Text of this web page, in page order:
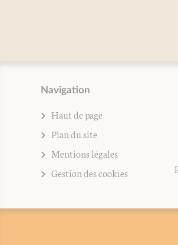
Navigation
Haut de page
Plan du site
Mentions légales
Gestion des cookies